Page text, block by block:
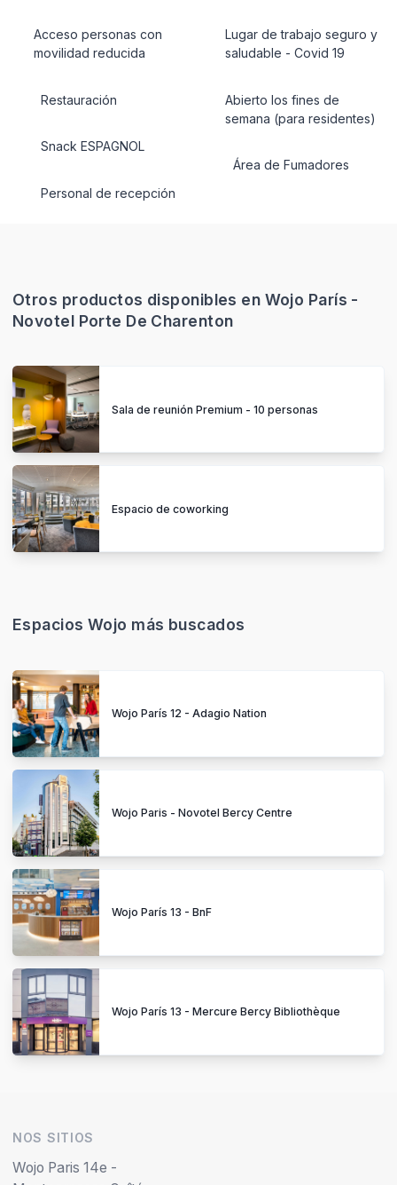
Acceso personas con
movilidad reducida
Restauración
Snack ESPAGNOL
Personal de recepción
Lugar de trabajo seguro y
saludable - Covid 19
Abierto los fines de
semana (para residentes)
Área de Fumadores
Otros productos disponibles en Wojo París -
Novotel Porte De Charenton
Sala de reunión Premium - 10 personas
Espacio de coworking
Espacios Wojo más buscados
Wojo París 12 - Adagio Nation
Wojo Paris - Novotel Bercy Centre
Wojo París 13 - BnF
Wojo París 13 - Mercure Bercy Bibliothèque
NOS SITIOS
Wojo Paris 14e -